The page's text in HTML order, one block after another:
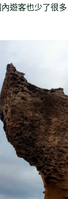
遊客也少了很